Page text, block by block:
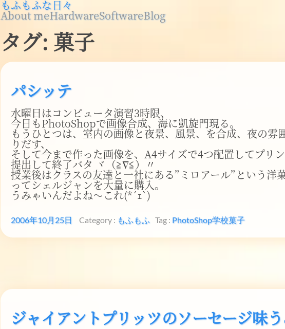
もふもふな日々
About meHardwareSoftwareBlog
タグ: 菓子
パシッテ
水曜日はコンピュータ演習3時限、
今日もPhotoShopで画像合成、海に凱旋門現る。
もうひとつは、室内の画像と夜景、風景、を合成、夜の雰
りだす、
そして今まで作った画像を、A4サイズで4つ配置してプリ
提出して終了バタ ヾ（≧∇≦）〃
授業後はクラスの友達と一社にある”ミロアール”という洋
ってシェルジャンを大量に購入。
うみゃいんだよね～これ(*´ｪ`)
2006年10月25日 Category : もふもふ Tag : PhotoShop学校菓子
ジャイアントプリッツのソーセージ味